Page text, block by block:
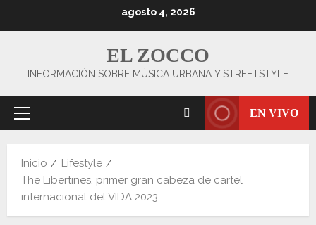
agosto 4, 2026
EL ZOCCO
INFORMACIÓN SOBRE MÚSICA URBANA Y STREETSTYLE
Menú
EN VIVO
Inicio
Lifestyle
The Libertines, primer gran cabeza de cartel
internacional del VIDA 2023